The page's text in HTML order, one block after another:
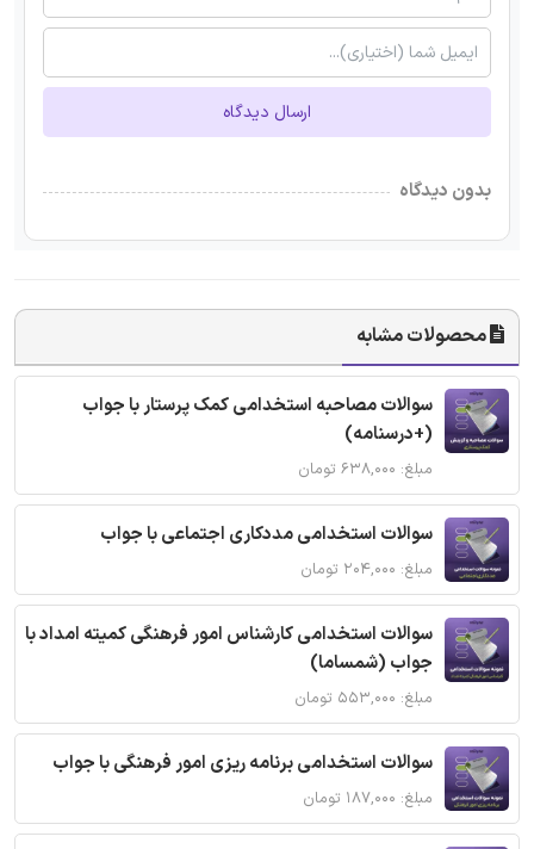
ارسال دیدگاه
بدون دیدگاه
محصولات مشابه
سوالات مصاحبه استخدامی کمک پرستار با جواب
(+درسنامه)
مبلغ: ۶۳۸,۰۰۰ تومان
سوالات استخدامی مددکاری اجتماعی با جواب
مبلغ: ۲۰۴,۰۰۰ تومان
سوالات استخدامی کارشناس امور فرهنگی کمیته امداد با
جواب (شمساما)
مبلغ: ۵۵۳,۰۰۰ تومان
سوالات استخدامی برنامه ریزی امور فرهنگی با جواب
مبلغ: ۱۸۷,۰۰۰ تومان